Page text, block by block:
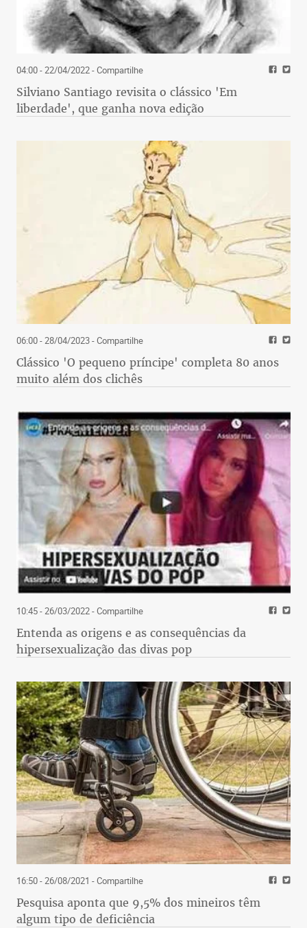
04:00 - 22/04/2022- Compartilhe
Silviano Santiago revisita o clássico 'Em
liberdade', que ganha nova edição
06:00 - 28/04/2023- Compartilhe
Clássico 'O pequeno príncipe' completa 80 anos
muito além dos clichês
10:45 - 26/03/2022- Compartilhe
Entenda as origens e as consequências da
hipersexualização das divas pop
16:50 - 26/08/2021 - Compartilhe
Pesquisa aponta que 9,5% dos mineiros têm
algum tipo de deficiência